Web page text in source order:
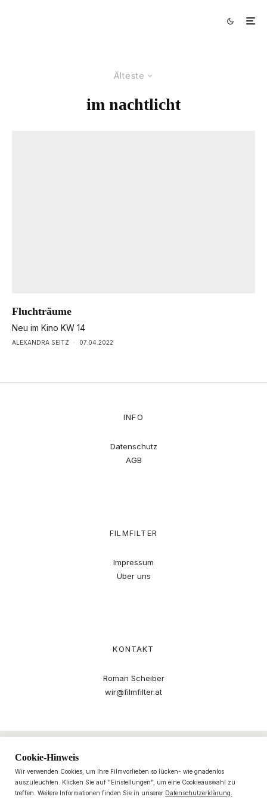
Älteste
im nachtlicht
Fluchträume
Neu im Kino KW 14
ALEXANDRA SEITZ · 07.04.2022
INFO
Datenschutz
AGB
FILMFILTER
Impressum
Über uns
KONTAKT
Roman Scheiber
wir@filmfilter.at
Cookie-Hinweis
Wir verwenden Cookies, um Ihre Filmvorlieben so lücken- wie gnadenlos
auszuleuchten. Klicken Sie auf "Einstellungen", um eine Cookieauswahl zu
treffen. Weitere Informationen finden Sie in unserer Datenschutzerklärung.